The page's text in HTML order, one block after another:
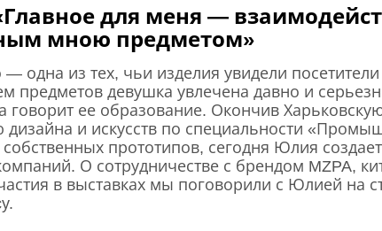
для меня —
мною предметом»
одна из тех, чьи изделия увидели посетители
предметов девушка увлечена давно и
говорит ее образование. Окончив
дизайна и искусств по специальности
прототипов, сегодня Юлия
О сотрудничестве с брендом MZPA,
в выставках мы поговорили с Юлией на